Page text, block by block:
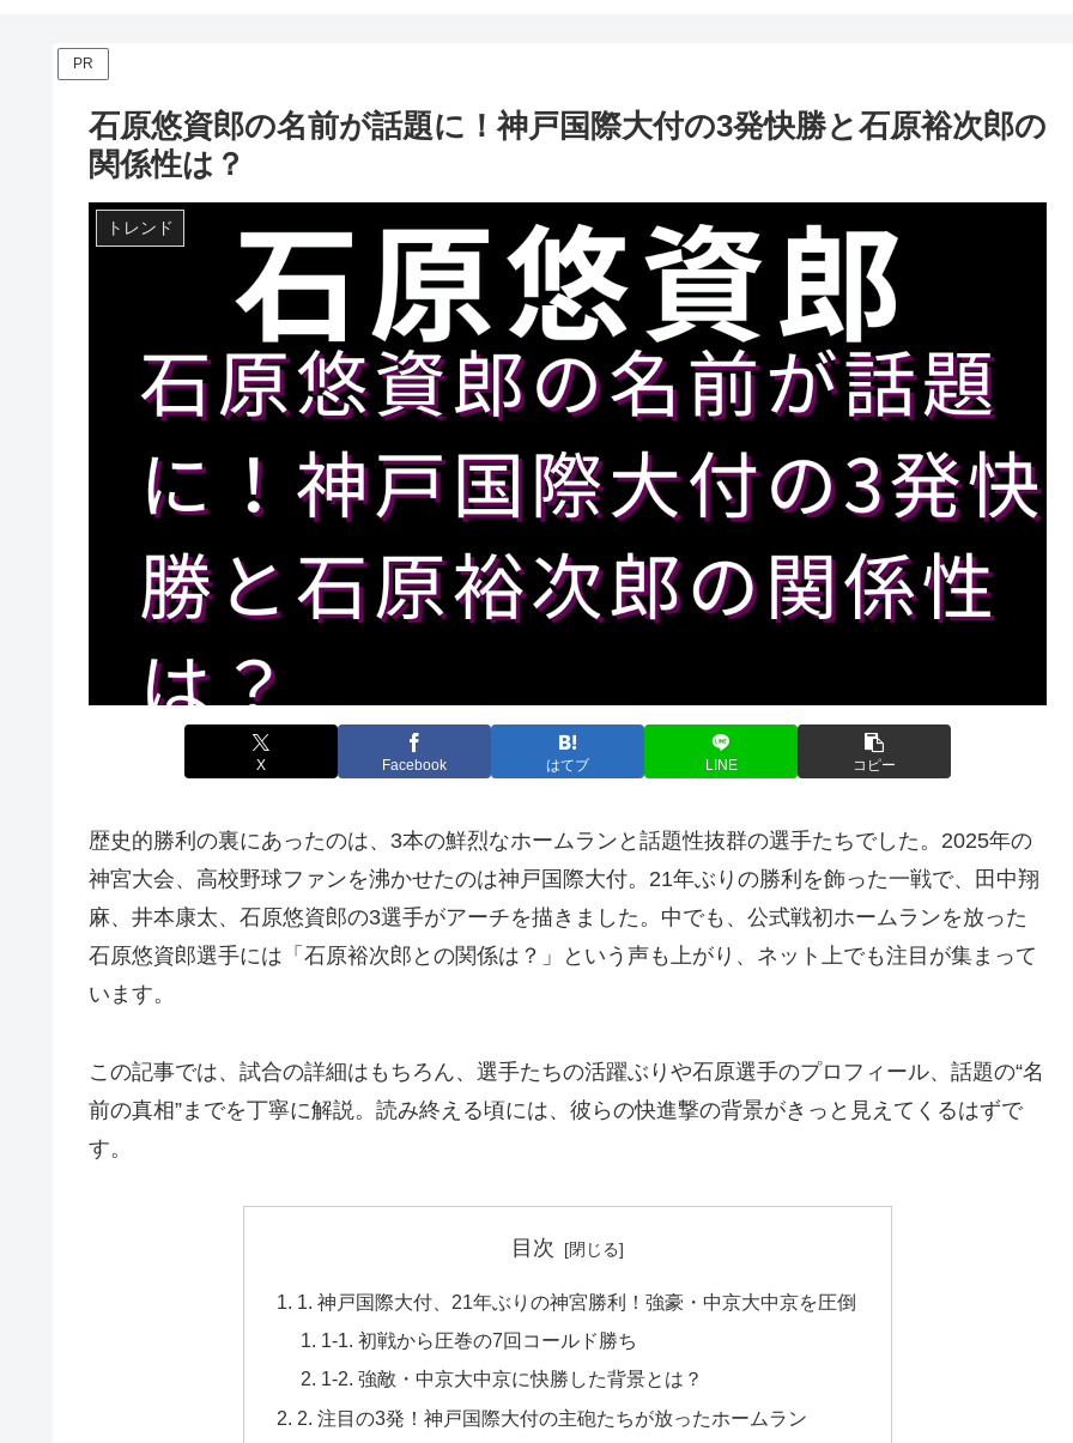
PR
石原悠資郎の名前が話題に！神戸国際大付の3発快勝と石原裕次郎の
関係性は？
トレンド
X Facebook はてブ LINE コピー
歴史的勝利の裏にあったのは、3本の鮮烈なホームランと話題性抜群の選手たちでした。2025年の
神宮大会、高校野球ファンを沸かせたのは神戸国際大付。21年ぶりの勝利を飾った一戦で、田中翔
麻、井本康太、石原悠資郎の3選手がアーチを描きました。中でも、公式戦初ホームランを放った
石原悠資郎選手には「石原裕次郎との関係は？」という声も上がり、ネット上でも注目が集まって
います。
この記事では、試合の詳細はもちろん、選手たちの活躍ぶりや石原選手のプロフィール、話題の“名
前の真相”までを丁寧に解説。読み終える頃には、彼らの快進撃の背景がきっと見えてくるはずで
す。
目次
1. 神戸国際大付、21年ぶりの神宮勝利！強豪・中京大中京を圧倒
1-1. 初戦から圧巻の7回コールド勝ち
1-2. 強敵・中京大中京に快勝した背景とは？
2. 注目の3発！神戸国際大付の主砲たちが放ったホームラン